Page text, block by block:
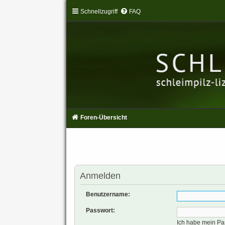
Schnellzugriff FAQ
Foren-Übersicht
Anmelden
Benutzername:
Passwort:
Ich habe mein